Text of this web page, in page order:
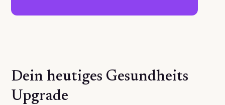
Dein heutiges Gesundheits
Upgrade